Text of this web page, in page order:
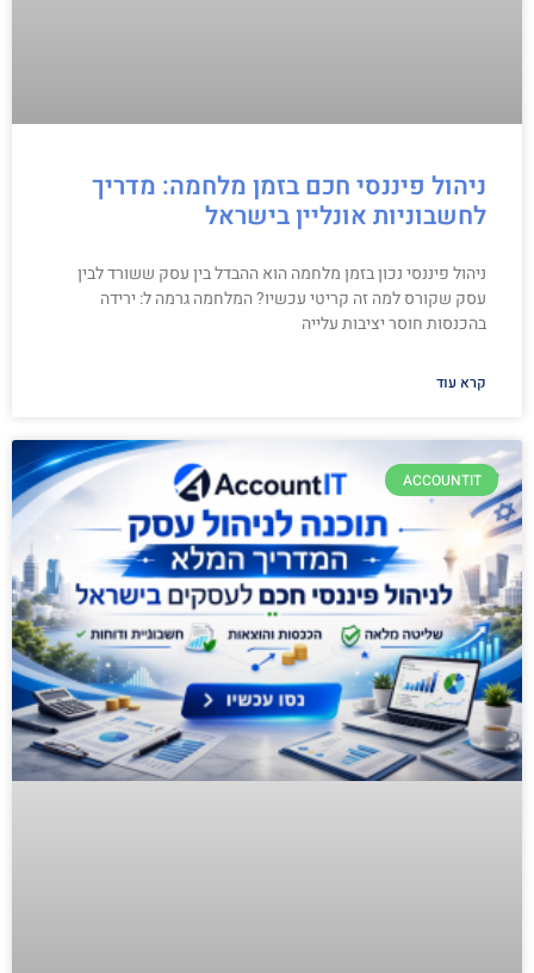
ניהול פיננסי חכם בזמן מלחמה: מדריך
לחשבוניות אונליין בישראל
ניהול פיננסי נכון בזמן מלחמה הוא ההבדל בין עסק ששורד לבין
עסק שקורס למה זה קריטי עכשיו? המלחמה גרמה ל: ירידה
בהכנסות חוסר יציבות עלייה
קרא עוד
ACCOUNTIT